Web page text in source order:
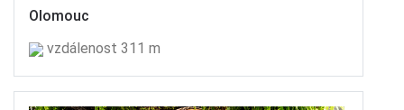
Olomouc
vzdálenost 311 m